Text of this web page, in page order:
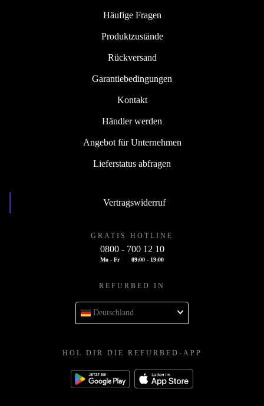
Häufige Fragen
Produktzustände
Rückversand
Garantiebedingungen
Kontakt
Händler werden
Angebot für Unternehmen
Lieferstatus abfragen
Vertragswiderruf
GRATIS HOTLINE
0800 - 700 12 10
Mo - Fr 09:00 - 19:00
REFURBED IN
Deutschland
HOL DIR DIE REFURBED-APP